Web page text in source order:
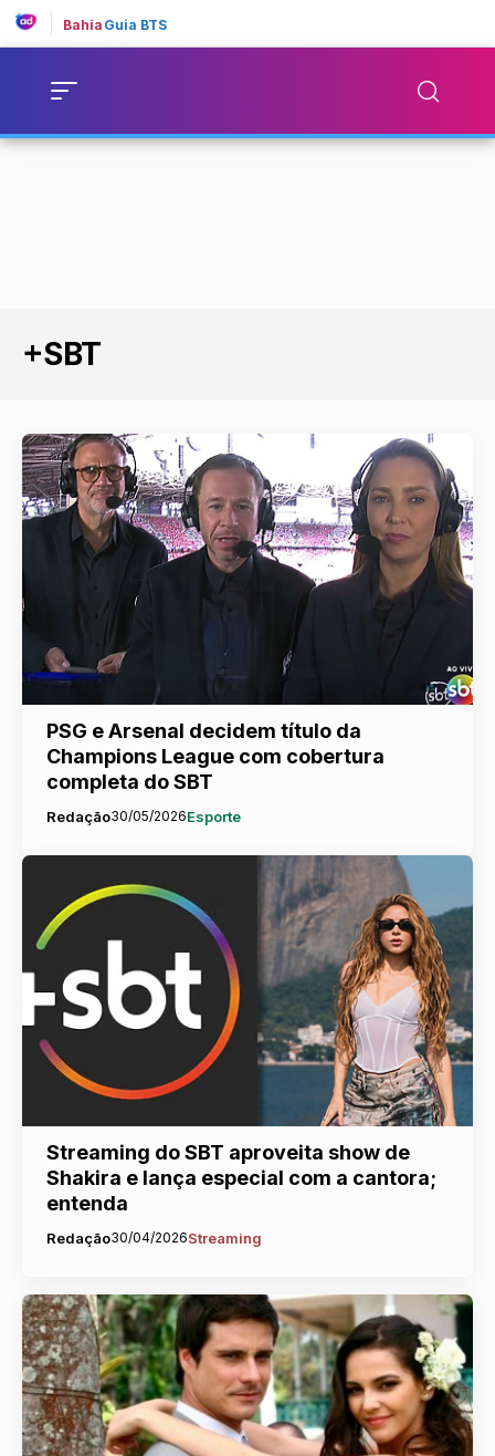
Bahia Guia BTS
+SBT
PSG e Arsenal decidem título da
Champions League com cobertura
completa do SBT
Redação30/05/2026Esporte
Streaming do SBT aproveita show de
Shakira e lança especial com a cantora;
entenda
Redação30/04/2026Streaming